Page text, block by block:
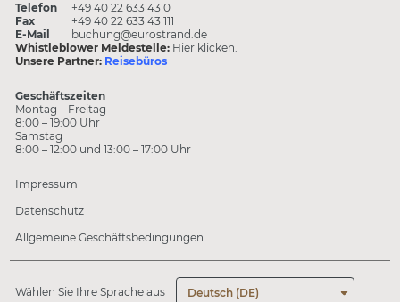
Telefon
+49 40 22 633 43 0
Fax
+49 40 22 633 43 111
E-Mail
buchung@eurostrand.de
Whistleblower Meldestelle: Hier klicken.
Unsere Partner: Reisebüros
Geschäftszeiten
Montag – Freitag
8:00 – 19:00 Uhr
Samstag
8:00 – 12:00 und 13:00 – 17:00 Uhr
Impressum
Datenschutz
Allgemeine Geschäftsbedingungen
Wählen Sie Ihre Sprache aus Deutsch (DE)